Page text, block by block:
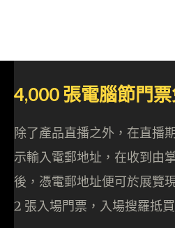
4,000 張電腦節門
除了產品直播之外，在直播
示輸入電郵地址，在收到由
後，憑電郵地址便可於展覽
2 張入場門票，入場搜羅抵